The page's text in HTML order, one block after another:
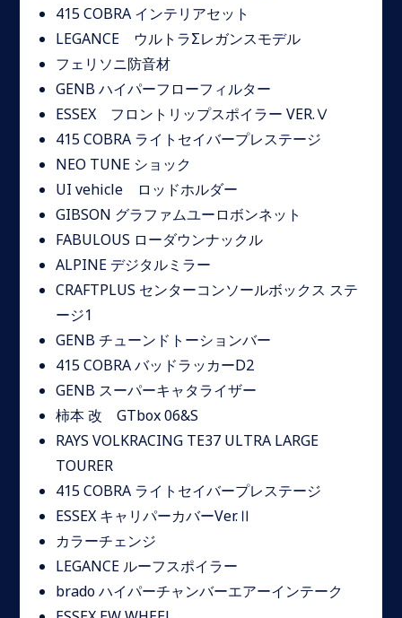
415 COBRA インテリアセット
LEGANCE ウルトラΣレガンスモデル
フェリソニ防音材
GENB ハイパーフローフィルター
ESSEX フロントリップスポイラー VER.Ⅴ
415 COBRA ライトセイバープレステージ
NEO TUNE ショック
UI vehicle ロッドホルダー
GIBSON グラファムユーロボンネット
FABULOUS ローダウンナックル
ALPINE デジタルミラー
CRAFTPLUS センターコンソールボックス ステ
ージ1
GENB チューンドトーションバー
415 COBRA バッドラッカーD2
GENB スーパーキャタライザー
柿本 改 GTbox 06&S
RAYS VOLKRACING TE37 ULTRA LARGE
TOURER
415 COBRA ライトセイバープレステージ
ESSEX キャリパーカバーVer.Ⅱ
カラーチェンジ
LEGANCE ルーフスポイラー
brado ハイパーチャンバーエアーインテーク